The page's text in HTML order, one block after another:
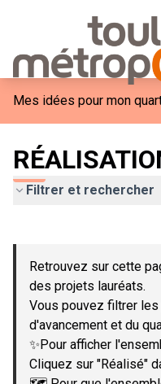
Mes idées pour mon
Filtrer et rechercher
−
Retrouvez sur cette
des projets lauréats.
Vous pouvez filtrer
d'avancement et du
✨Pour afficher
Cliquez sur "Réalisé"